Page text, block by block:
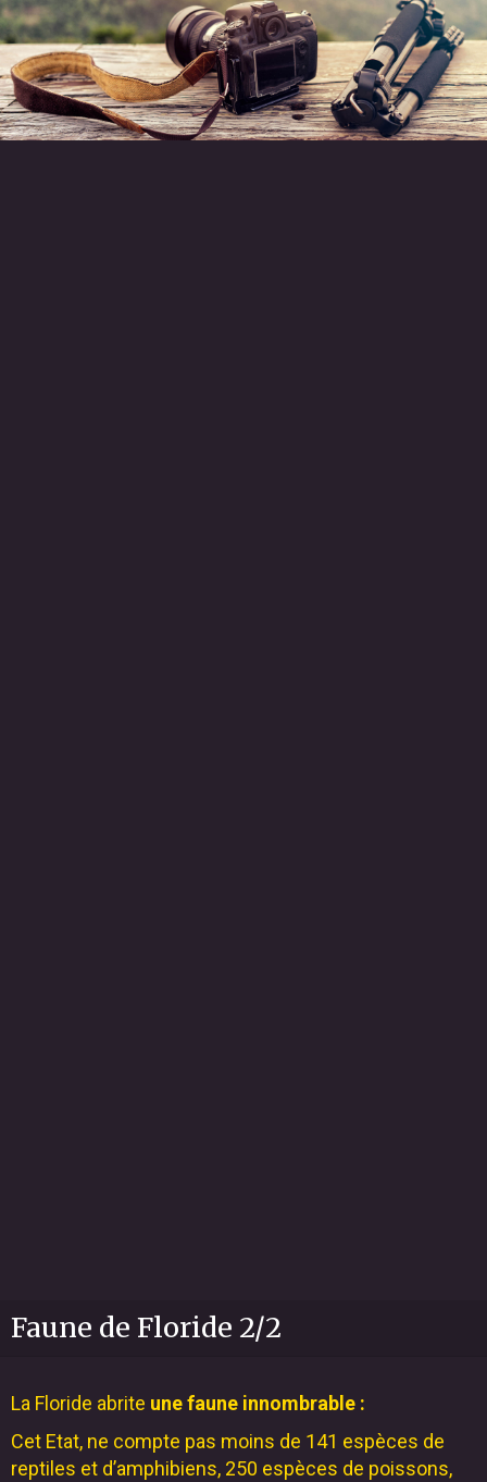
Faune de Floride 2/2
La Floride abrite une faune innombrable :
Cet Etat, ne compte pas moins de 141 espèces de
reptiles et d’amphibiens, 250 espèces de poissons,